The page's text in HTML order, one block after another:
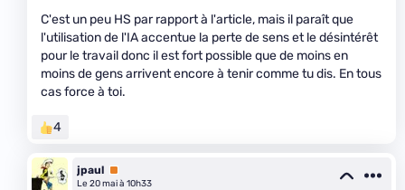
C'est un peu HS par rapport à l'article, mais il paraît que
l'utilisation de l'IA accentue la perte de sens et le désintérêt
pour le travail donc il est fort possible que de moins en
moins de gens arrivent encore à tenir comme tu dis. En tous
cas force à toi.
4
jpaul Premium
Le 20 mai à 10h33